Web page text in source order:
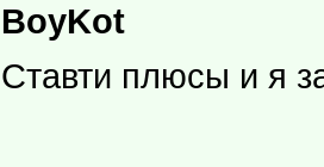
BoyKot
Ставти плюсы и я